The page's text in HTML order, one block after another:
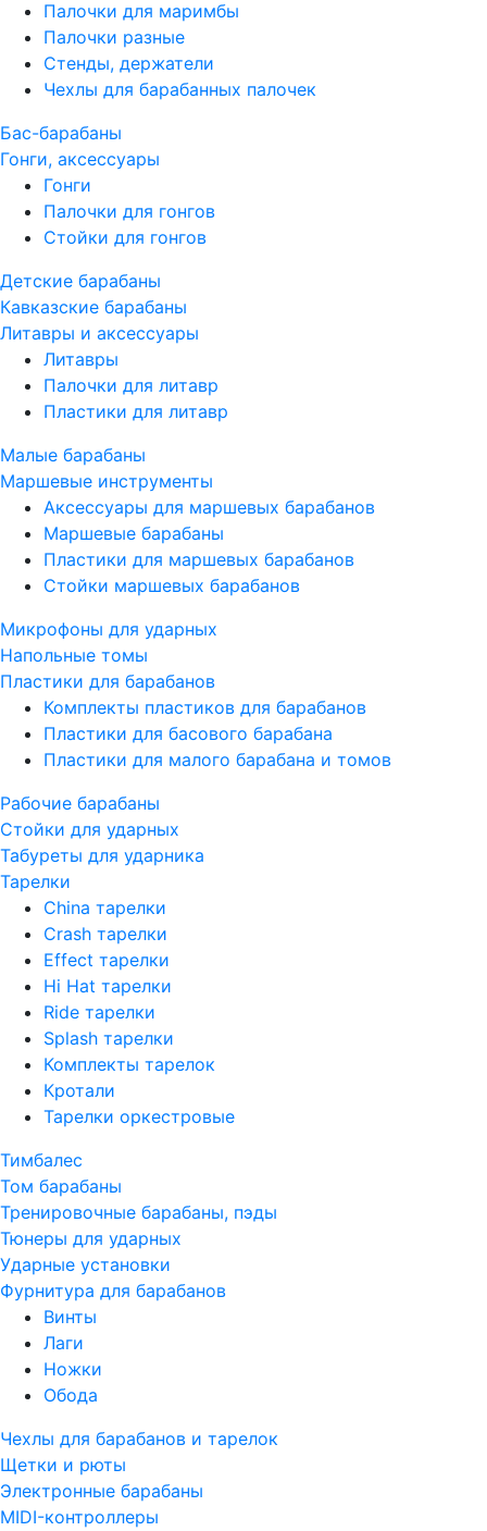
Палочки для маримбы
Палочки разные
Стенды, держатели
Чехлы для барабанных палочек
Бас-барабаны
Гонги, аксессуары
Гонги
Палочки для гонгов
Стойки для гонгов
Детские барабаны
Кавказские барабаны
Литавры и аксессуары
Литавры
Палочки для литавр
Пластики для литавр
Малые барабаны
Маршевые инструменты
Аксессуары для маршевых барабанов
Маршевые барабаны
Пластики для маршевых барабанов
Стойки маршевых барабанов
Микрофоны для ударных
Напольные томы
Пластики для барабанов
Комплекты пластиков для барабанов
Пластики для басового барабана
Пластики для малого барабана и томов
Рабочие барабаны
Стойки для ударных
Табуреты для ударника
Тарелки
China тарелки
Crash тарелки
Effect тарелки
Hi Hat тарелки
Ride тарелки
Splash тарелки
Комплекты тарелок
Кротали
Тарелки оркестровые
Тимбалес
Том барабаны
Тренировочные барабаны, пэды
Тюнеры для ударных
Ударные установки
Фурнитура для барабанов
Винты
Лаги
Ножки
Обода
Чехлы для барабанов и тарелок
Щетки и рюты
Электронные барабаны
MIDI-контроллеры